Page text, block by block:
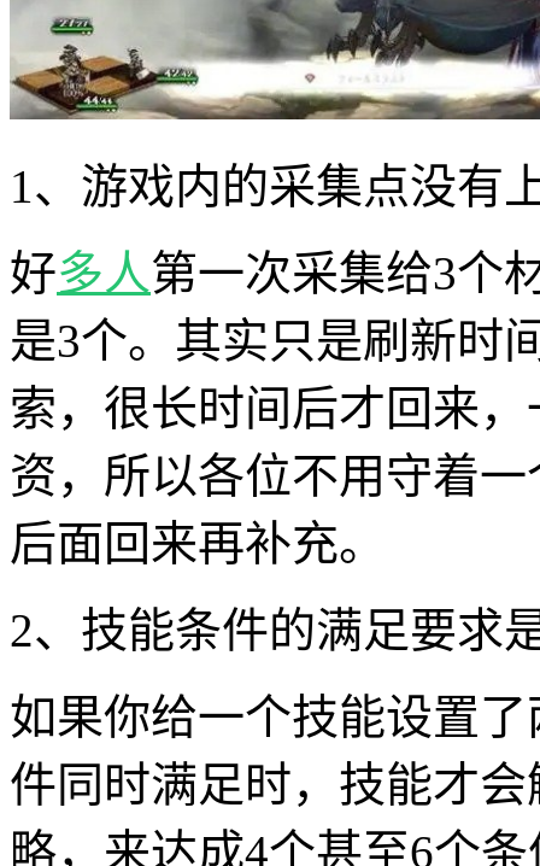
1、游戏内的采集点没有
好多人第一次采集给3个
是3个。其实只是刷新时
索，很长时间后才回来
资，所以各位不用守着
后面回来再补充。
2、技能条件的满足要求
如果你给一个技能设置
件同时满足时，技能才
略，来达成4个甚至6个